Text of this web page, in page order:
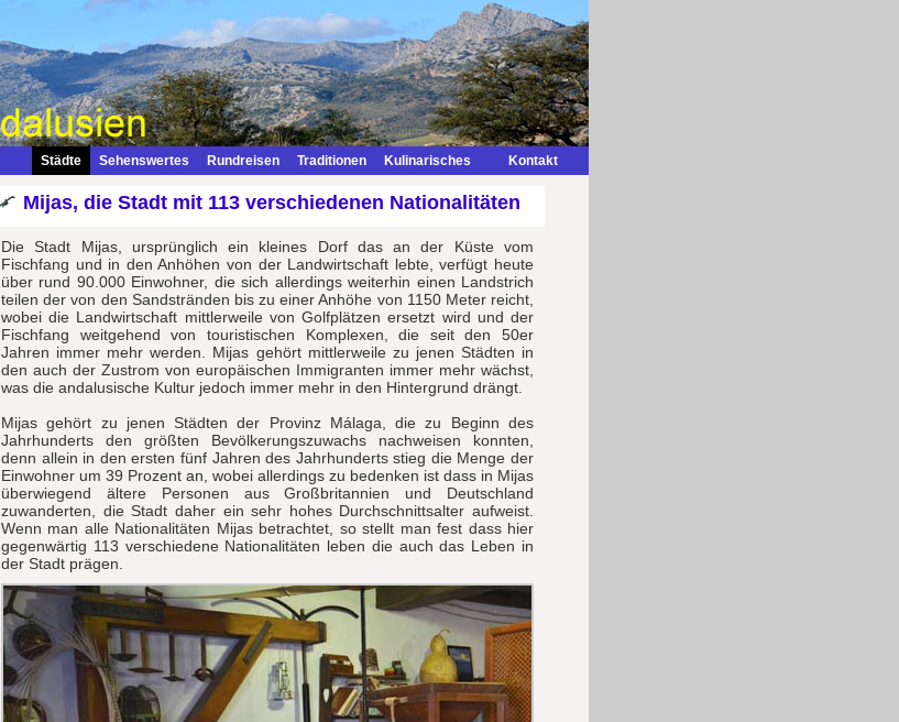
Städte Sehenswertes Rundreisen Traditionen Kulinarisches Kontakt
Mijas, die Stadt mit 113 verschiedenen Nationalitäten
Die Stadt Mijas, ursprünglich ein kleines Dorf das an der Küste vom
Fischfang und in den Anhöhen von der Landwirtschaft lebte, verfügt heute
über rund 90.000 Einwohner, die sich allerdings weiterhin einen Landstrich
teilen der von den Sandstränden bis zu einer Anhöhe von 1150 Meter reicht,
wobei die Landwirtschaft mittlerweile von Golfplätzen ersetzt wird und der
Fischfang weitgehend von touristischen Komplexen, die seit den 50er
Jahren immer mehr werden. Mijas gehört mittlerweile zu jenen Städten in
den auch der Zustrom von europäischen Immigranten immer mehr wächst,
was die andalusische Kultur jedoch immer mehr in den Hintergrund drängt.
Mijas gehört zu jenen Städten der Provinz Málaga, die zu Beginn des
Jahrhunderts den größten Bevölkerungszuwachs nachweisen konnten,
denn allein in den ersten fünf Jahren des Jahrhunderts stieg die Menge der
Einwohner um 39 Prozent an, wobei allerdings zu bedenken ist dass in Mijas
überwiegend ältere Personen aus Großbritannien und Deutschland
zuwanderten, die Stadt daher ein sehr hohes Durchschnittsalter aufweist.
Wenn man alle Nationalitäten Mijas betrachtet, so stellt man fest dass hier
gegenwärtig 113 verschiedene Nationalitäten leben die auch das Leben in
der Stadt prägen.